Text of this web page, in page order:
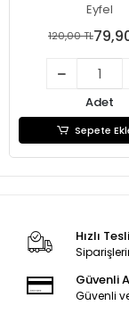
Eyfel
120,00 TL
Adet
Sepete
Hızlı
Güvenli
Güvenli